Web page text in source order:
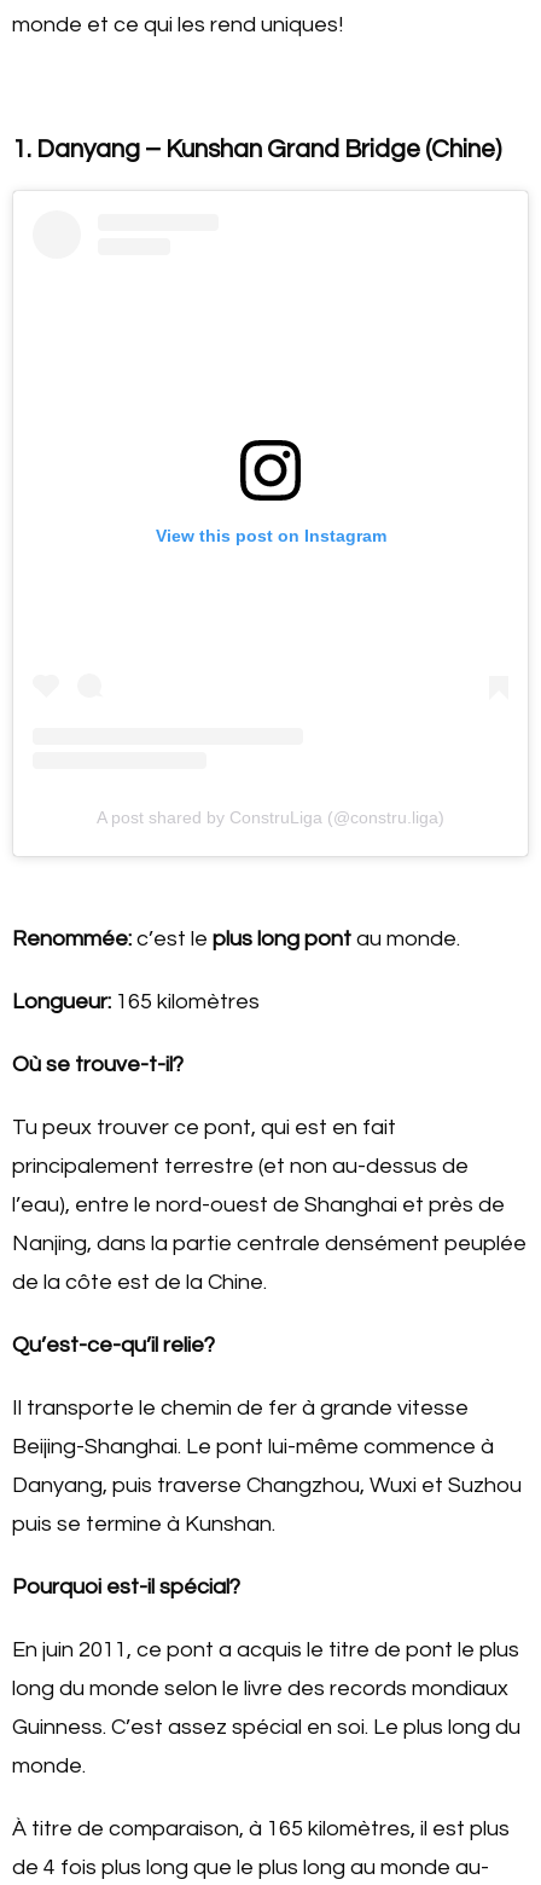
monde et ce qui les rend uniques!
1. Danyang – Kunshan Grand Bridge (Chine)
View this post on Instagram
A post shared by ConstruLiga (@constru.liga)
Renommée: c’est le plus long pont au monde.
Longueur: 165 kilomètres
Où se trouve-t-il?
Tu peux trouver ce pont, qui est en fait
principalement terrestre (et non au-dessus de
l’eau), entre le nord-ouest de Shanghai et près de
Nanjing, dans la partie centrale densément peuplée
de la côte est de la Chine.
Qu’est-ce-qu’il relie?
Il transporte le chemin de fer à grande vitesse
Beijing-Shanghai. Le pont lui-même commence à
Danyang, puis traverse Changzhou, Wuxi et Suzhou
puis se termine à Kunshan.
Pourquoi est-il spécial?
En juin 2011, ce pont a acquis le titre de pont le plus
long du monde selon le livre des records mondiaux
Guinness. C’est assez spécial en soi. Le plus long du
monde.
À titre de comparaison, à 165 kilomètres, il est plus
de 4 fois plus long que le plus long au monde au-